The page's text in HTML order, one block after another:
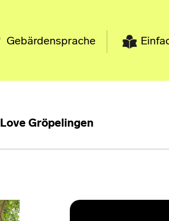
Gebärdensprache
Love Gröpelingen